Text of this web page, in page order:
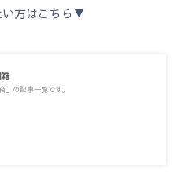
い方はこちら▼
」の記事一覧です。